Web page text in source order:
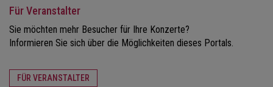
Für Veranstalter
Sie möchten mehr Besucher für Ihre Konzerte?
Informieren Sie sich über die Möglichkeiten dieses Portals.
FÜR VERANSTALTER